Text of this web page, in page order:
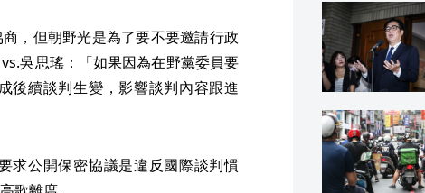
，但朝野光是為了要不要邀請行政
吳思瑤：「如果因為在野黨委員要
後續談判生變，影響談判內容跟進
求公開保密協議是違反國際談判慣